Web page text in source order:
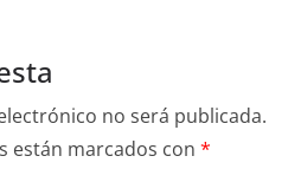
no será publicada.
están marcados con *